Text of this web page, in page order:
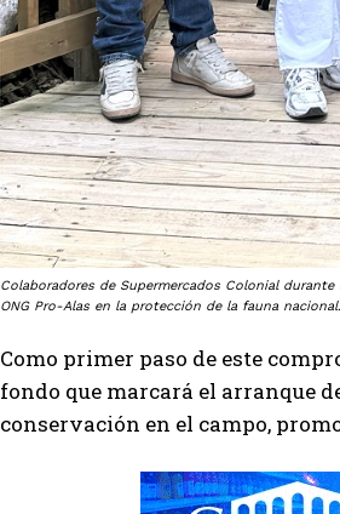
Colaboradores de Supermercados Colonial
ONG Pro-Alas en la protección de la fauna nacional.
Como primer paso de este
fondo que marcará el arranque
conservación en el campo,